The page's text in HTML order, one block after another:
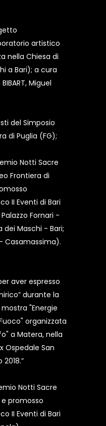
artistico
nella Chiesa di
a Bari); a cura
Miguel
del Simposio
di Puglia (FG);
Notti Sacre
Frontiera di
II Eventi di Bari
Fornari -
dei Maschi - Bari;
Casamassima).
aver espresso
durante la
"Energie
organizzata
a Matera, nella
Ospedale San
Notti Sacre
promosso
II Eventi di Bari